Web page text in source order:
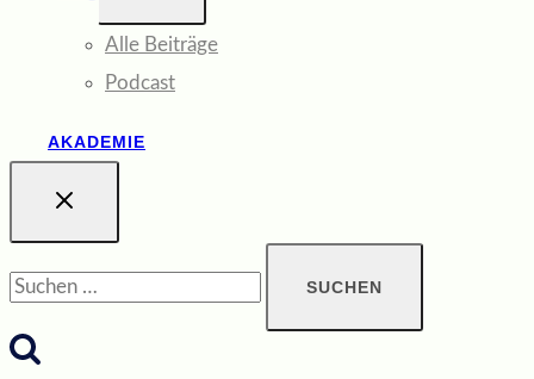
Alle Beiträge
Podcast
AKADEMIE
nach: